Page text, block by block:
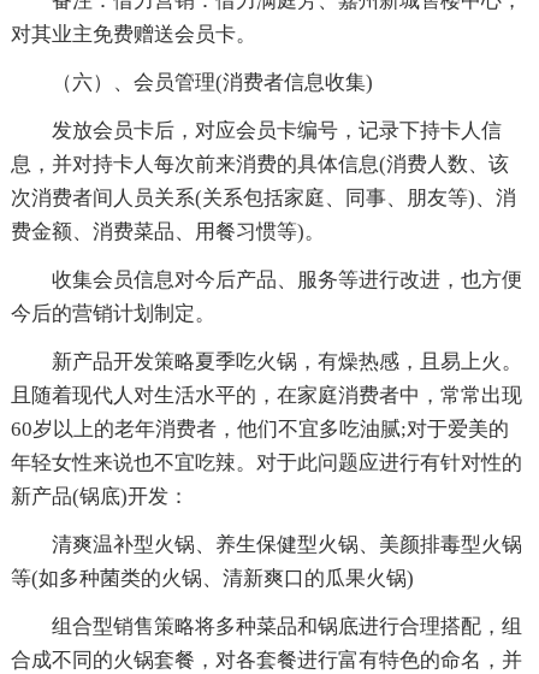
对其业主免费赠送会员卡。
（六）、会员管理(消费者信息收集)
发放会员卡后，对应会员卡编号，记录下持卡人信
息，并对持卡人每次前来消费的具体信息(消费人数、该
次消费者间人员关系(关系包括家庭、同事、朋友等)、消
费金额、消费菜品、用餐习惯等)。
收集会员信息对今后产品、服务等进行改进，也方便
今后的营销计划制定。
新产品开发策略夏季吃火锅，有燥热感，且易上火。
且随着现代人对生活水平的，在家庭消费者中，常常出现
60岁以上的老年消费者，他们不宜多吃油腻;对于爱美的
年轻女性来说也不宜吃辣。对于此问题应进行有针对性的
新产品(锅底)开发：
清爽温补型火锅、养生保健型火锅、美颜排毒型火锅
等(如多种菌类的火锅、清新爽口的瓜果火锅)
组合型销售策略将多种菜品和锅底进行合理搭配，组
合成不同的火锅套餐，对各套餐进行富有特色的命名，并